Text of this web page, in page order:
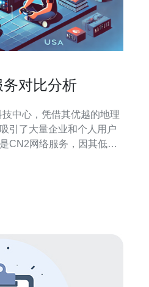
对比分析
引了大量企业和个人用户
CN2网络服务，因其低延
务器、VPS、主机和域名